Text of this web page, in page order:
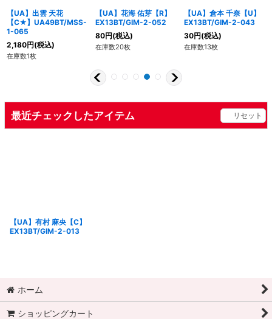
【UA】出雲 天花
【C★】UA49BT/MSS-
1-065
2,180円(税込)
在庫数1枚
【UA】花海 佑芽【R】
EX13BT/GIM-2-052
80円(税込)
在庫数20枚
【UA】倉本 千奈【U】
EX13BT/GIM-2-043
30円(税込)
在庫数13枚
最近チェックしたアイテム リセット
【UA】有村 麻央【C】
EX13BT/GIM-2-013
ホーム
ショッピングカート